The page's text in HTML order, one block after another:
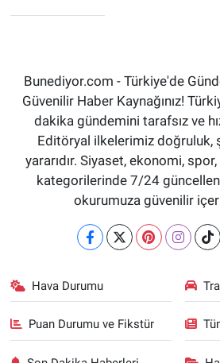
Bunediyor.com - Türkiye'de
Güvenilir Haber Kaynağınız!
dakika gündemini tarafsız ve
Editöryal ilkelerimiz doğruluk,
yararıdır. Siyaset, ekonomi,
kategorilerinde 7/24
okurumuza güvenilir
Hava Durumu
Puan Durumu ve Fikstür